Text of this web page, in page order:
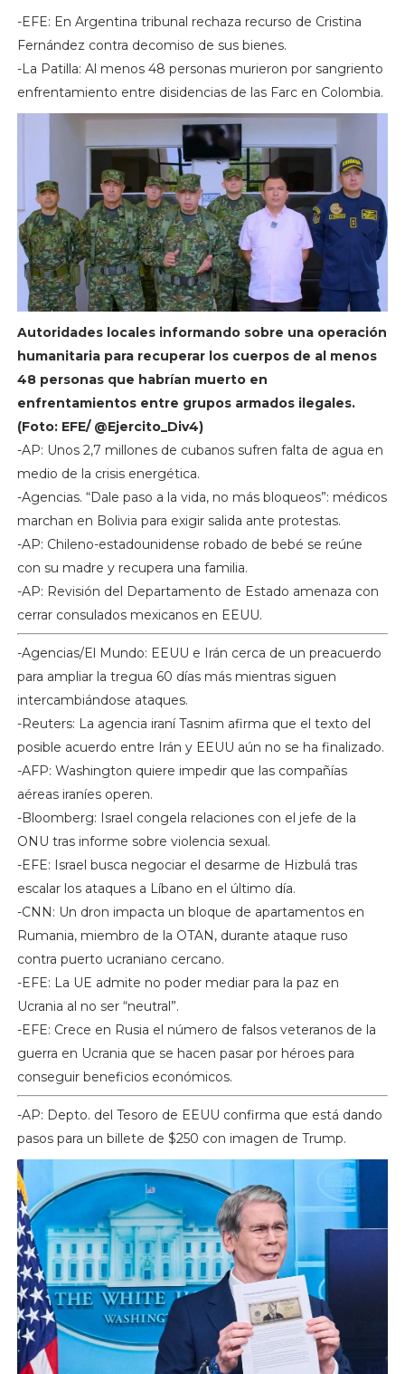
-EFE: En Argentina tribunal rechaza recurso de Cristina
Fernández contra decomiso de sus bienes.
-La Patilla: Al menos 48 personas murieron por sangriento
enfrentamiento entre disidencias de las Farc en Colombia.
Autoridades locales informando sobre una operación
humanitaria para recuperar los cuerpos de al menos
48 personas que habrían muerto en
enfrentamientos entre grupos armados ilegales.
(Foto: EFE/ @Ejercito_Div4)
-AP: Unos 2,7 millones de cubanos sufren falta de agua en
medio de la crisis energética.
-Agencias. “Dale paso a la vida, no más bloqueos”: médicos
marchan en Bolivia para exigir salida ante protestas.
-AP: Chileno-estadounidense robado de bebé se reúne
con su madre y recupera una familia.
-AP: Revisión del Departamento de Estado amenaza con
cerrar consulados mexicanos en EEUU.
-Agencias/El Mundo: EEUU e Irán cerca de un preacuerdo
para ampliar la tregua 60 días más mientras siguen
intercambiándose ataques.
-Reuters: La agencia iraní Tasnim afirma que el texto del
posible acuerdo entre Irán y EEUU aún no se ha finalizado.
-AFP: Washington quiere impedir que las compañías
aéreas iraníes operen.
-Bloomberg: Israel congela relaciones con el jefe de la
ONU tras informe sobre violencia sexual.
-EFE: Israel busca negociar el desarme de Hizbulá tras
escalar los ataques a Líbano en el último día.
-CNN: Un dron impacta un bloque de apartamentos en
Rumania, miembro de la OTAN, durante ataque ruso
contra puerto ucraniano cercano.
-EFE: La UE admite no poder mediar para la paz en
Ucrania al no ser “neutral”.
-EFE: Crece en Rusia el número de falsos veteranos de la
guerra en Ucrania que se hacen pasar por héroes para
conseguir beneficios económicos.
-AP: Depto. del Tesoro de EEUU confirma que está dando
pasos para un billete de $250 con imagen de Trump.